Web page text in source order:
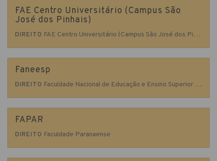
FAE Centro Universitário (Campus São
José dos Pinhais)
DIREITO FAE Centro Universitário (Campus São José dos Pinhais)
Faneesp
DIREITO Faculdade Nacional de Educação e Ensino Superior do Paraná
FAPAR
DIREITO Faculdade Paranaense